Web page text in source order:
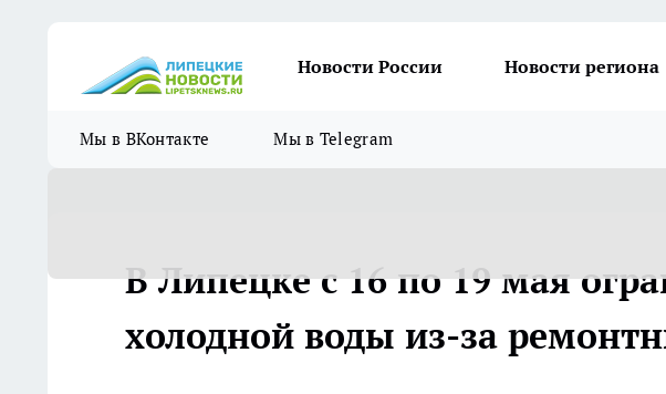
Новости России Новости региона
Мы в ВКонтакте Мы в Telegram
В Липецке с 16 по 19 мая
холодной воды из-за